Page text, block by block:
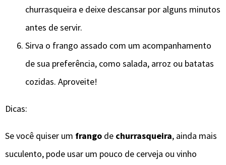
churrasqueira e deixe descansar por alguns minutos
antes de servir.
Sirva o frango assado com um acompanhamento
de sua preferência, como salada, arroz ou batatas
cozidas. Aproveite!
Dicas:
Se você quiser um frango de churrasqueira, ainda mais
suculento, pode usar um pouco de cerveja ou vinho